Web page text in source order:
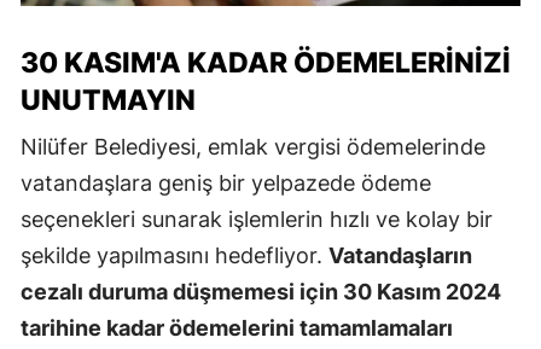
30 KASIM'A KADAR ÖDEMELERINIZI
UNUTMAYIN
Nilüfer Belediyesi, emlak vergisi ödemelerinde
vatandaşlara geniş bir yelpazede ödeme
seçenekleri sunarak işlemlerin hızlı ve kolay bir
şekilde yapılmasını hedefliyor. Vatandaşların
cezalı duruma düşmemesi için 30 Kasım 2024
tarihine kadar ödemelerini tamamlamaları